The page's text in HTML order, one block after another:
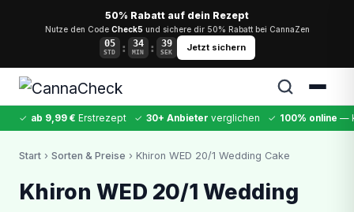
50% Rabatt auf dein Rezept
Nutze den Code Check5und sichere dir 50% Rabatt bei CannaZen
05
STD : 34
MIN : 38
SEK Jetzt sichern
✓ ab 9,99 € Erstrezept ✓ 30+ Anbieter verglichen ✓ 100% online —
Cannabis MDMA Kokain Ketamin LSD CannaZen
Start › Sorten & Preise › Khiron WED 20/1 Wedding Cake
Khiron WED 20/1 Wedding